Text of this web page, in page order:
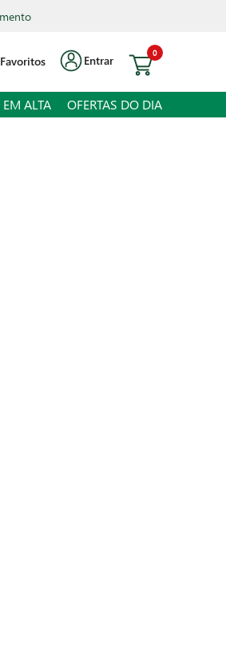
Bourbon Assis Brasil
Favoritos Entrar
0
ALTA OFERTAS DO DIA